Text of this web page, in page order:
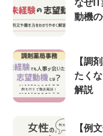
なぜ
動機
【調
たく
解説
【例